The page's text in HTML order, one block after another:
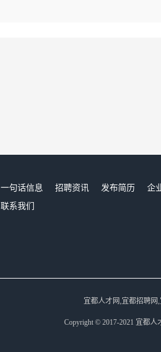
一句话信息 招聘资讯 发布简历 企
联系我们
宜都人才网,宜都招聘网
Copyright © 2017-2021 宜都人